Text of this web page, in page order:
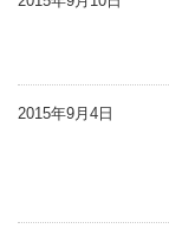
2015年9月4日